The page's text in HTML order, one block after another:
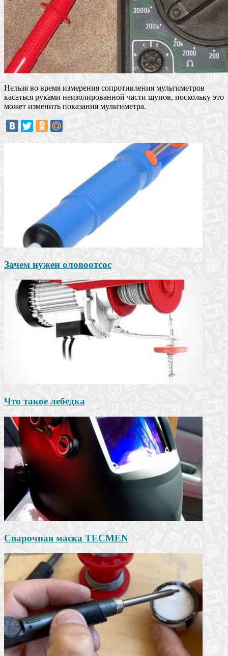
Нельзя во время измерения сопротивления мультиметров
касаться руками неизолированной части щупов, поскольку это
может изменить показания мультиметра.
Зачем нужен оловоотсос
Что такое лебедка
Сварочная маска TECMEN